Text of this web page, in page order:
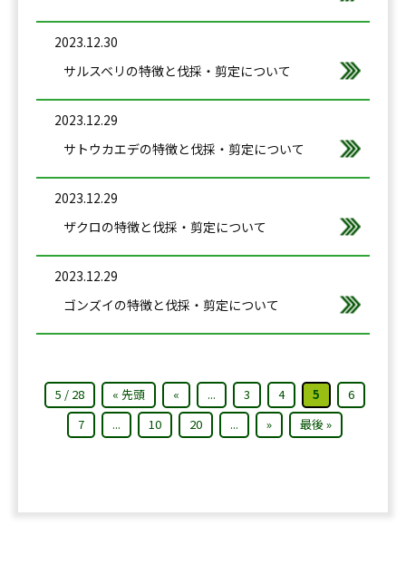
2023.12.30
サルスベリの特徴と伐採・剪定について
2023.12.29
サトウカエデの特徴と伐採・剪定について
2023.12.29
ザクロの特徴と伐採・剪定について
2023.12.29
ゴンズイの特徴と伐採・剪定について
5 / 28 « 先頭 « ... 3 4 5
6
7
... 10 20 ... » 最後 »